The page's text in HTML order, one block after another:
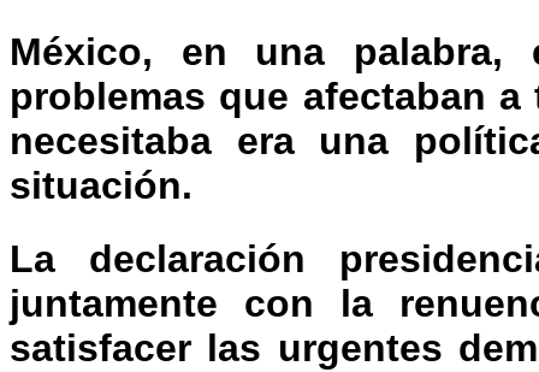
México, en una
problemas que afectaban
necesitaba era una
situación.
La declaración
juntamente con la
satisfacer las urgentes